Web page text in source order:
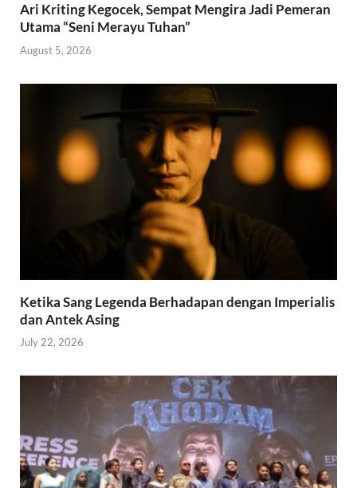
Ari Kriting Kegocek, Sempat Mengira Jadi Pemeran
Utama “Seni Merayu Tuhan”
August 5, 2026
Ketika Sang Legenda Berhadapan dengan Imperialis
dan Antek Asing
July 22, 2026